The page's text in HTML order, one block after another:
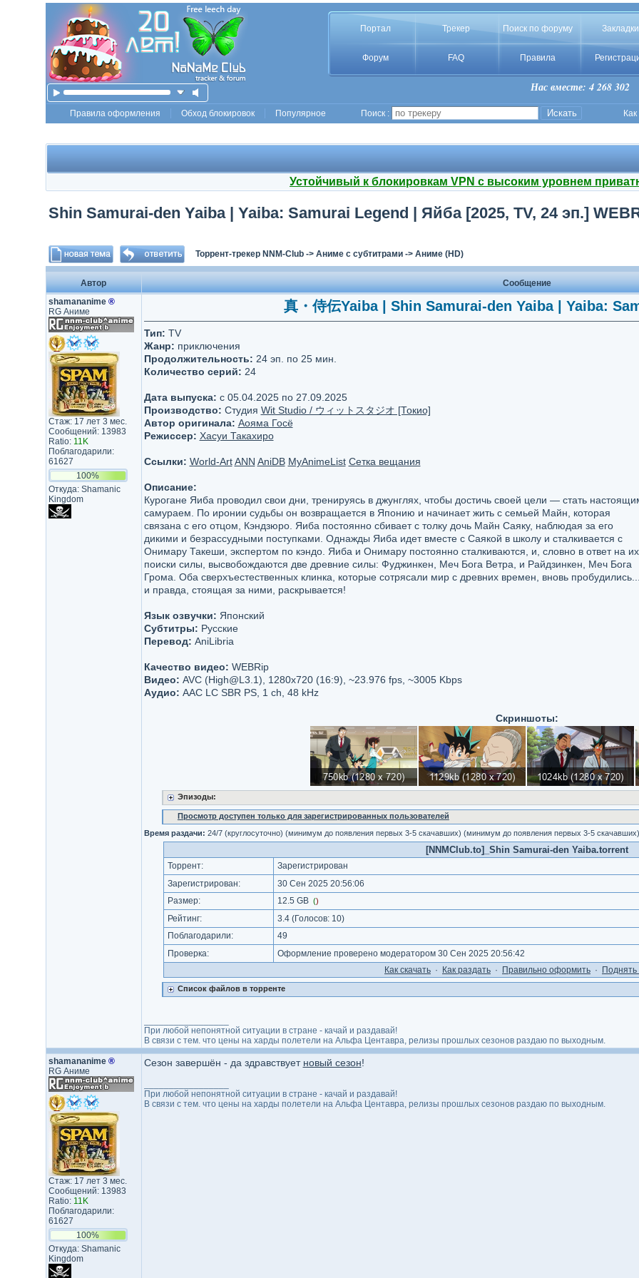
Портал Трекер Поиск по форуму Закладки
Форум FAQ Правила
Нас вместе: 4 268 302
Правила оформления Обход блокировок Популярное Поиск :
Устойчивый к блокировкам VPN с высоким уровнем
Shin Samurai-den Yaiba | Yaiba: Samurai Legend | Яйба [2025, TV, 24 эп.]
Торрент-трекер NNM-Club-> Аниме с субтитрами-> Аниме (HD)
Автор
Сообщение
shamananime ®
RG Аниме
Стаж: 17 лет 3 мес.
Сообщений: 13983
Ratio: 11K
Поблагодарили:
61627
100%
Откуда: Shamanic
Kingdom
真・侍伝Yaiba | Shin Samurai-den Yaiba | Yaiba:
Тип: TV
Жанр: приключения
Продолжительность: 24 эп. по 25 мин.
Количество серий: 24
Дата выпуска: c 05.04.2025 по 27.09.2025
Производство: Студия Wit Studio / ウィットスタジオ [Токио]
Автор оригинала: Аояма Госё
Режиссер: Хасуи Такахиро
Ссылки: World-Art ANN AniDB MyAnimeList Сетка вещания
Описание:
Курогане Яиба проводил свои дни, тренируясь в джунглях, чтобы достичь своей цели — стать
самураем. По иронии судьбы он возвращается в Японию и начинает жить с семьей Майн, которая
связана с его отцом, Кэндзюро. Яиба постоянно сбивает с толку дочь Майн Саяку, наблюдая за его
дикими и безрассудными поступками. Однажды Яиба идет вместе с Саякой в ​​школу и сталкивается с
Онимару Такеши, экспертом по кэндо. Яиба и Онимару постоянно сталкиваются, и, словно в ответ на их
поиски силы, высвобождаются две древние силы: Фуджинкен, Меч Бога Ветра, и Райдзинкен, Меч Бога
Грома. Оба сверхъестественных клинка, которые сотрясали мир с древних времен, вновь
и правда, стоящая за ними, раскрывается!
Язык озвучки: Японский
Субтитры: Русские
Перевод: AniLibria
Качество видео: WEBRip
Видео: AVC (High@L3.1), 1280x720 (16:9), ~23.976 fps, ~3005 Kbps
Аудио: AAC LC SBR PS, 1 ch, 48 kHz
Скриншоты:
Эпизоды:
Просмотр доступен только для зарегистрированных пользователей
Время раздачи: 24/7 (круглосуточно) (минимум до появления первых 3-5 скачавших) (минимум до появления первых 3-5 скачавших)
[NNMClub.to]_Shin Samurai-den Yaiba.torrent
Торрент:
Зарегистрирован
Зарегистрирован:
30 Сен 2025 20:56:06
Размер:
12.5 GB ()
Рейтинг: 3.4(Голосов: 10)
Поблагодарили:
49
Проверка:
Оформление проверено модератором 30 Сен 2025 20:56:42
Как cкачать · Как раздать · Правильно оформить · Поднять
Список файлов в торренте
При любой непонятной ситуации в стране - качай и раздавай!
В связи с тем. что цены на харды полетели на Альфа Центавра, релизы прошлых сезонов раздаю по выходным.
shamananime ®
RG Аниме
Стаж: 17 лет 3 мес.
Сообщений: 13983
Ratio: 11K
Поблагодарили:
61627
100%
Откуда: Shamanic
Kingdom
Сезон завершён - да здравствует новый сезон!
При любой непонятной ситуации в стране - качай и раздавай!
В связи с тем. что цены на харды полетели на Альфа Центавра, релизы прошлых сезонов раздаю по выходным.